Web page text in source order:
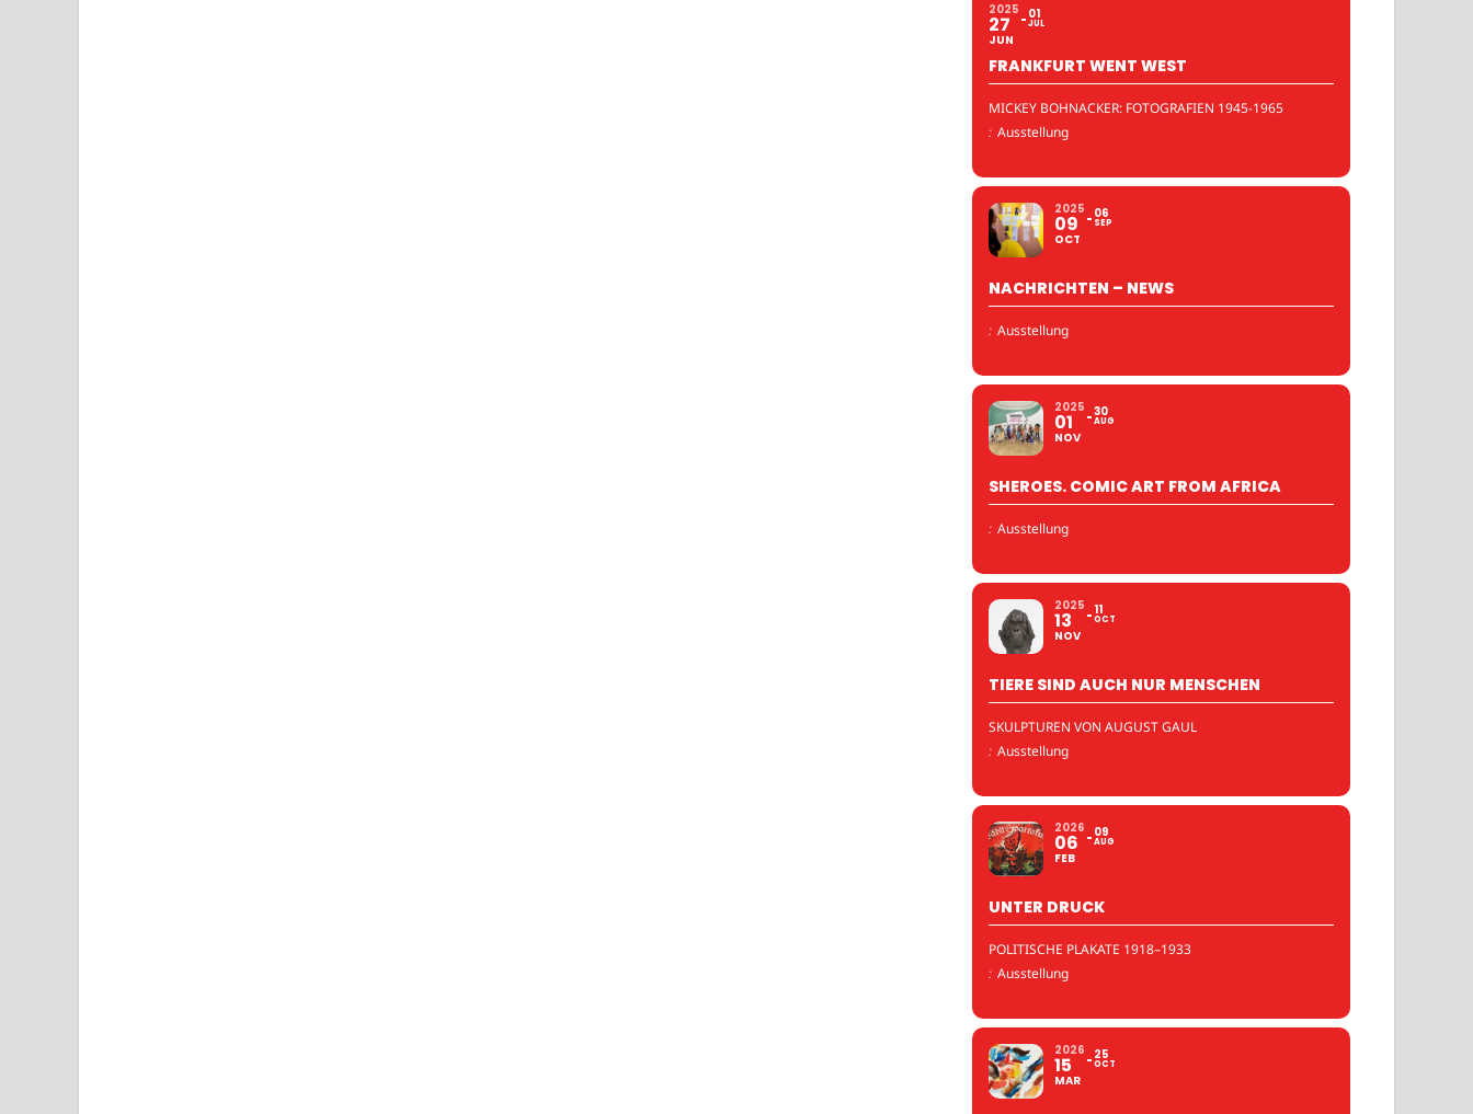
2025
27
JUN
01
JUL
FRANKFURT WENT WEST
MICKEY BOHNACKER: FOTOGRAFIEN 1945-1965
: Ausstellung
2025
09
OCT
06
SEP
NACHRICHTEN – NEWS
: Ausstellung
2025
01
NOV
30
AUG
SHEROES. COMIC ART FROM AFRICA
: Ausstellung
2025
13
NOV
11
OCT
TIERE SIND AUCH NUR MENSCHEN
SKULPTUREN VON AUGUST GAUL
: Ausstellung
2026
06
FEB
09
AUG
UNTER DRUCK
POLITISCHE PLAKATE 1918–1933
: Ausstellung
2026
15
MAR
25
OCT